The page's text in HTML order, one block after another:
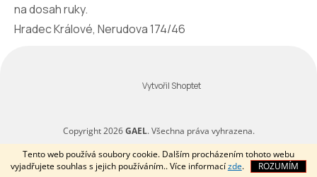
Tento web používá soubory cookie. Dalším procházením tohoto webu
vyjadřujete souhlas s jejich používáním.. Více informacízde. ROZUMÍM
na dosah ruky.
Hradec Králové, Nerudova 174/46
Vytvořil Shoptet
Copyright 2026GAEL. Všechna práva vyhrazena.